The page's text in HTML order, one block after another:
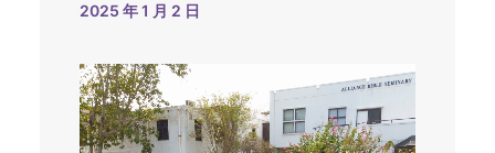
2025 年 1 月 2 日